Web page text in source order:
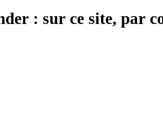
: sur ce site, par